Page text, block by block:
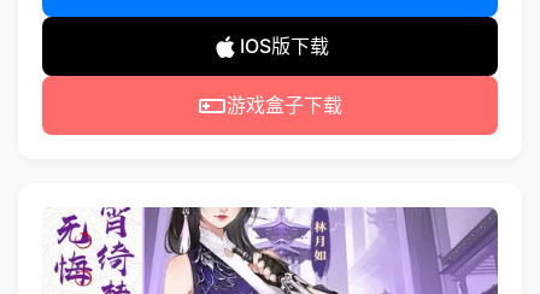
IOS版下载
游戏盒子下载